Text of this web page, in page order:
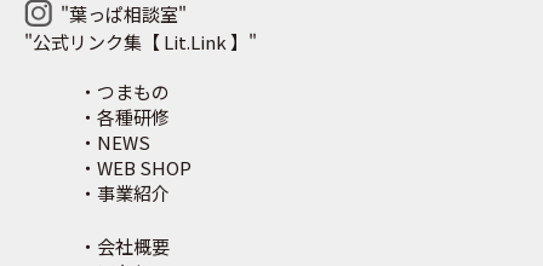
"葉っぱ相談室"
"公式リンク集【 Lit.Link 】"
・つまもの
・各種研修
・NEWS
・WEB SHOP
・事業紹介
・会社概要